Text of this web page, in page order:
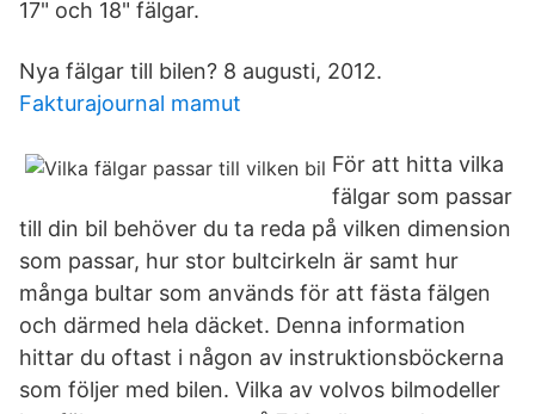
17" och 18" fälgar.
Nya fälgar till bilen? 8 augusti, 2012.
Fakturajournal mamut
För att hitta vilka
fälgar som passar
till din bil behöver du ta reda på vilken dimension
som passar, hur stor bultcirkeln är samt hur
många bultar som används för att fästa fälgen
och därmed hela däcket. Denna information
hittar du oftast i någon av instruktionsböckerna
som följer med bilen. Vilka av volvos bilmodeller